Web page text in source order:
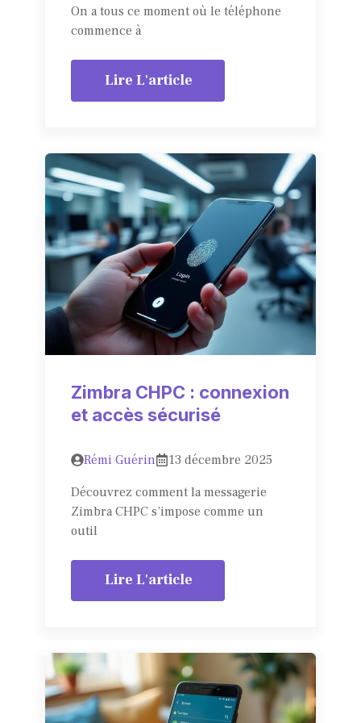
On a tous ce moment où le téléphone
commence à
Lire L'article
Zimbra CHPC : connexion
et accès sécurisé
Rémi Guérin
13 décembre 2025
Découvrez comment la messagerie
Zimbra CHPC s’impose comme un
outil
Lire L'article